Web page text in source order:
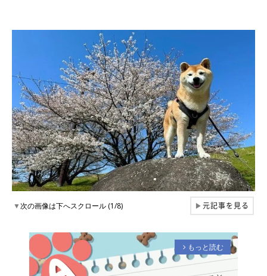
▼次の画像は下へスクロール (1/8) ▶元記事を見る
arrow_forward_ios もっと読む